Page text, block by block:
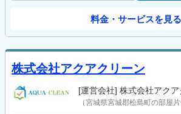
料金・サービスを見る
株式会社アクアクリーン
[運営会社] 株式会社アクア
（宮城県宮城郡松島町の部屋片